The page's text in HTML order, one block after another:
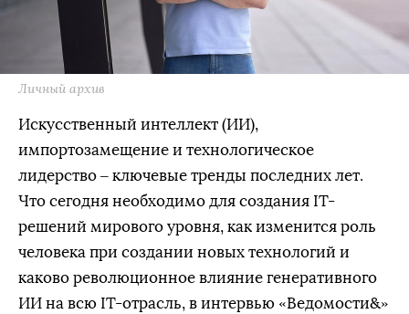
Личный архив
Искусственный интеллект (ИИ),
импортозамещение и технологическое
лидерство – ключевые тренды последних лет.
Что сегодня необходимо для создания IT-
решений мирового уровня, как изменится роль
человека при создании новых технологий и
каково революционное влияние генеративного
ИИ на всю IT-отрасль, в интервью «Ведомости&»